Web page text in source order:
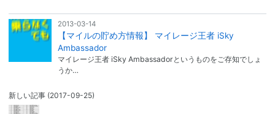
2013-03-14
【マイルの貯め方情報】 マイレージ王者 iSky
Ambassador
マイレージ王者 iSky Ambassadorというものをご存知でしょ
うか…
新しい記事 (2017-09-25)